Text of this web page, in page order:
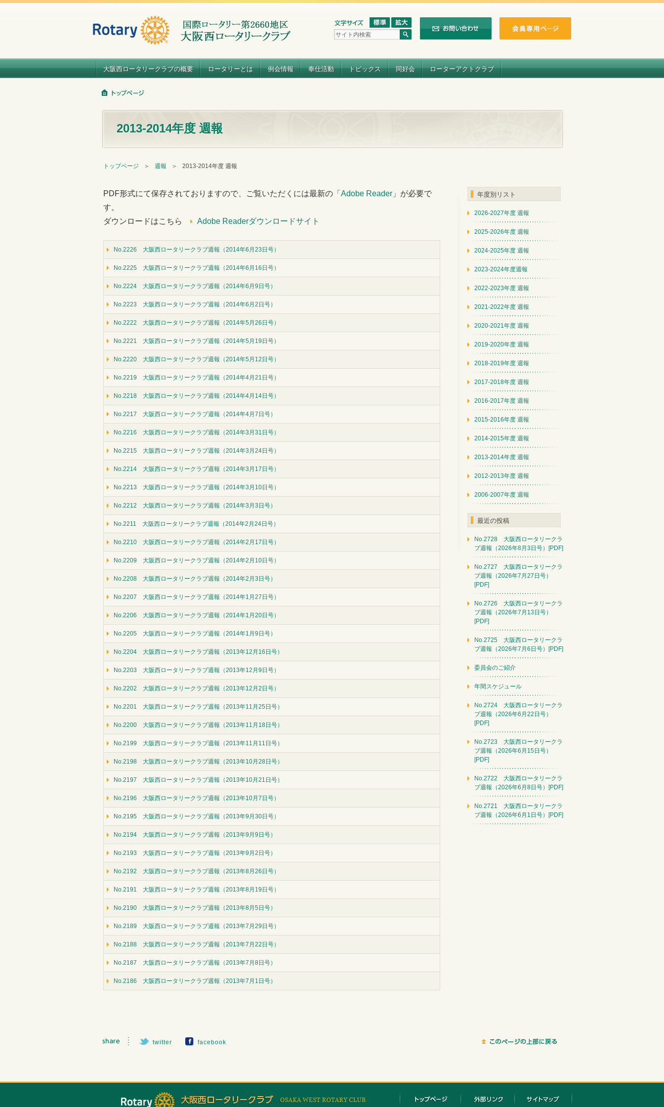
大阪西ロータリークラブの概要 ロータリーとは 例会情報 奉仕活動 トピックス 同好会 ローターアクトクラブ
2013-2014年度 週報
トップページ ＞ 週報 ＞ 2013-2014年度 週報
PDF形式にて保存されておりますので、ご覧いただくには最新の「 Adobe Reader 」が必要で
す。
ダウンロードはこちら
Adobe Readerダウンロードサイト
No.2226 大阪西ロータリークラブ週報（2014年6月23日号）
No.2225 大阪西ロータリークラブ週報（2014年6月16日号）
No.2224 大阪西ロータリークラブ週報（2014年6月9日号）
No.2223 大阪西ロータリークラブ週報（2014年6月2日号）
No.2222 大阪西ロータリークラブ週報（2014年5月26日号）
No.2221 大阪西ロータリークラブ週報（2014年5月19日号）
No.2220 大阪西ロータリークラブ週報（2014年5月12日号）
No.2219 大阪西ロータリークラブ週報（2014年4月21日号）
No.2218 大阪西ロータリークラブ週報（2014年4月14日号）
No.2217 大阪西ロータリークラブ週報（2014年4月7日号）
No.2216 大阪西ロータリークラブ週報（2014年3月31日号）
No.2215 大阪西ロータリークラブ週報（2014年3月24日号）
No.2214 大阪西ロータリークラブ週報（2014年3月17日号）
No.2213 大阪西ロータリークラブ週報（2014年3月10日号）
No.2212 大阪西ロータリークラブ週報（2014年3月3日号）
No.2211 大阪西ロータリークラブ週報（2014年2月24日号）
No.2210 大阪西ロータリークラブ週報（2014年2月17日号）
No.2209 大阪西ロータリークラブ週報（2014年2月10日号）
No.2208 大阪西ロータリークラブ週報（2014年2月3日号）
No.2207 大阪西ロータリークラブ週報（2014年1月27日号）
No.2206 大阪西ロータリークラブ週報（2014年1月20日号）
No.2205 大阪西ロータリークラブ週報（2014年1月9日号）
No.2204 大阪西ロータリークラブ週報（2013年12月16日号）
No.2203 大阪西ロータリークラブ週報（2013年12月9日号）
No.2202 大阪西ロータリークラブ週報（2013年12月2日号）
No.2201 大阪西ロータリークラブ週報（2013年11月25日号）
No.2200 大阪西ロータリークラブ週報（2013年11月18日号）
No.2199 大阪西ロータリークラブ週報（2013年11月11日号）
No.2198 大阪西ロータリークラブ週報（2013年10月28日号）
No.2197 大阪西ロータリークラブ週報（2013年10月21日号）
No.2196 大阪西ロータリークラブ週報（2013年10月7日号）
No.2195 大阪西ロータリークラブ週報（2013年9月30日号）
No.2194 大阪西ロータリークラブ週報（2013年9月9日号）
No.2193 大阪西ロータリークラブ週報（2013年9月2日号）
No.2192 大阪西ロータリークラブ週報（2013年8月26日号）
No.2191 大阪西ロータリークラブ週報（2013年8月19日号）
No.2190 大阪西ロータリークラブ週報（2013年8月5日号）
No.2189 大阪西ロータリークラブ週報（2013年7月29日号）
No.2188 大阪西ロータリークラブ週報（2013年7月22日号）
No.2187 大阪西ロータリークラブ週報（2013年7月8日号）
No.2186 大阪西ロータリークラブ週報（2013年7月1日号）
年度別リスト
2026-2027年度 週報
2025-2026年度 週報
2024-2025年度 週報
2023-2024年度週報
2022-2023年度 週報
2021-2022年度 週報
2020-2021年度 週報
2019-2020年度 週報
2018-2019年度 週報
2017-2018年度 週報
2016-2017年度 週報
2015-2016年度 週報
2014-2015年度 週報
2013-2014年度 週報
2012-2013年度 週報
2006-2007年度 週報
最近の投稿
No.2728 大阪西ロータリークラ
ブ週報（2026年8月3日号）[PDF]
No.2727 大阪西ロータリークラ
ブ週報（2026年7月27日号）
[PDF]
No.2726 大阪西ロータリークラ
ブ週報（2026年7月13日号）
[PDF]
No.2725 大阪西ロータリークラ
ブ週報（2026年7月6日号）[PDF]
委員会のご紹介
年間スケジュール
No.2724 大阪西ロータリークラ
ブ週報（2026年6月22日号）
[PDF]
No.2723 大阪西ロータリークラ
ブ週報（2026年6月15日号）
[PDF]
No.2722 大阪西ロータリークラ
ブ週報（2026年6月8日号）[PDF]
No.2721 大阪西ロータリークラ
ブ週報（2026年6月1日号）[PDF]
twitter facebook